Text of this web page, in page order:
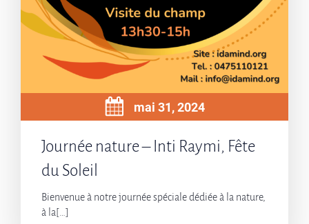
mai 31, 2024
Journée nature – Inti Raymi, Fête
du Soleil
Bienvenue à notre journée spéciale dédiée à la nature,
à la[…]